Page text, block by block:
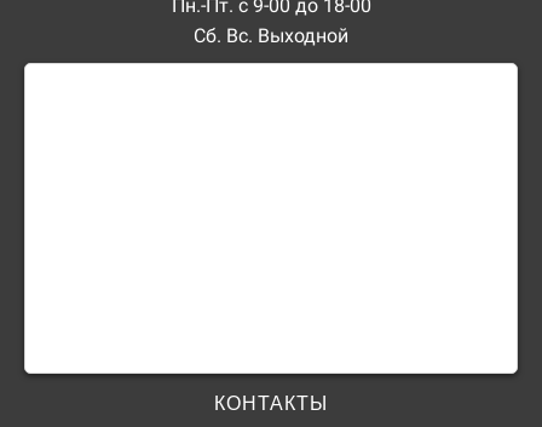
Пн.-Пт. с 9-00 до 18-00
Сб. Вс. Выходной
КОНТАКТЫ